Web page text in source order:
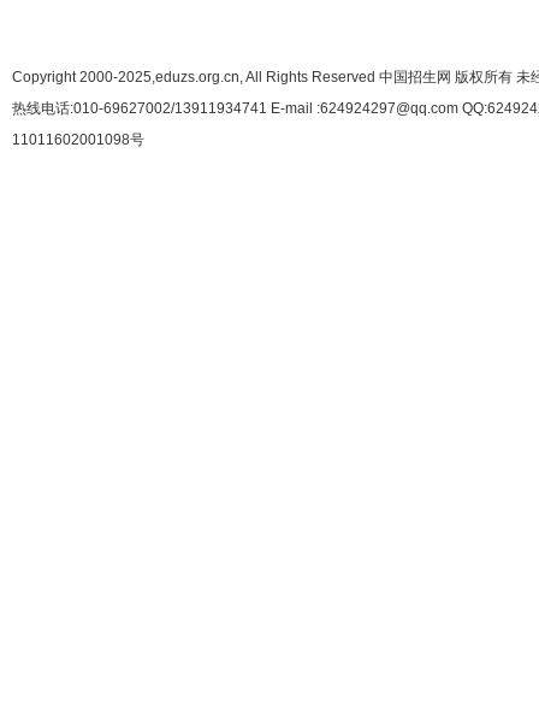
Copyright 2000-2025,eduzs.org.cn, All Rights Reserved 中国招生网 版权所有 未
热线电话:010-69627002/13911934741 E-mail :624924297@qq.com
11011602001098号